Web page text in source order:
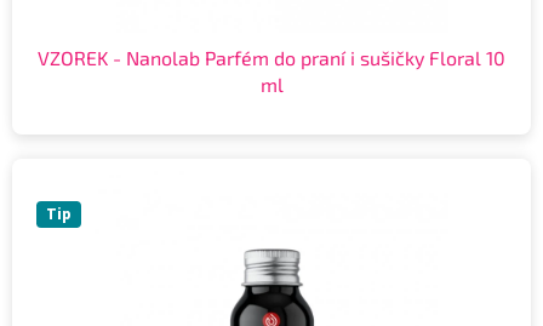
VZOREK - Nanolab Parfém do praní i sušičky Floral 10
ml
Tip